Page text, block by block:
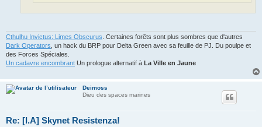
Cthulhu Invictus: Limes Obscurus . Certaines forêts sont plus sombres que d'autres
Dark Operators , un hack du BRP pour Delta Green avec sa feuille de PJ. Du poulpe et
des Forces Spéciales.
Un cadavre encombrant Un prologue alternatif à La Ville en Jaune
Deimoss
Dieu des spaces marines
Re: [I.A] Skynet Resistenza!